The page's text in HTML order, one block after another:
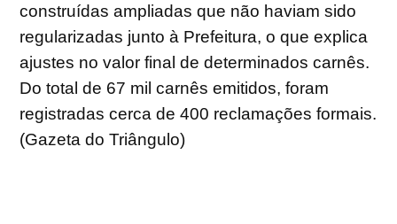
construídas ampliadas que não haviam sido
regularizadas junto à Prefeitura, o que explica
ajustes no valor final de determinados carnês.
Do total de 67 mil carnês emitidos, foram
registradas cerca de 400 reclamações formais.
(Gazeta do Triângulo)